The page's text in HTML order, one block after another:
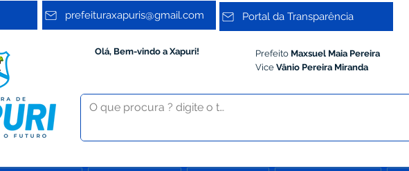
prefeituraxapuris@gmail.com Portal da Transparência
Olá, Bem-vindo a Xapuri! Prefeito Maxsuel Maia Pereira
Vice Vânio Pereira Miranda